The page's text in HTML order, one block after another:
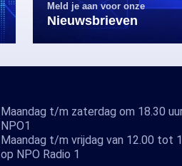
Meld je aan voor onze
Nieuwsbrieven
Maandag t/m zaterdag om 18.30
NPO1
Maandag t/m vrijdag van 12.00 tot
op NPO Radio 1